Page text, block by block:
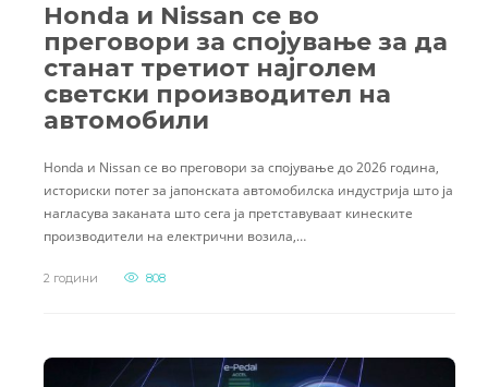
Honda и Nissan се во
преговори за спојување за да
станат третиот најголем
светски производител на
автомобили
Honda и Nissan се во преговори за спојување до 2026 година,
историски потег за јапонската автомобилска индустрија што ја
нагласува заканата што сега ја претставуваат кинеските
производители на електрични возила,…
2 години 808